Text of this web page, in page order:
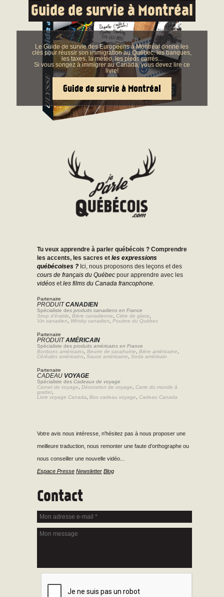
Guide de survie à Montréal
Le Guide de survie des Européens à Montréal donne les
clés pour réussir son immigration au Québec: les banques,
les taxes, la météo, les pieds carrés...
Si vous songez à immigrer au Canada, vous devez lire ce
livre!
Guide de survie à Montréal
Tu veux apprendre à parler québécois ? Comprendre
les accents, les sacres et les expressions
québécoises ? Ici, nous proposons des leçons et des
cours de français du Québec pour apprendre avec les
vidéos etles films du Canada francophone.
Partenaire
PRODUITCANADIEN
Spécialiste des produits canadiens en France
Sirop d'érable
Bière canadienne Cidre de glace
Vin canadien
Whisky canadien Poutine du Québec
Partenaire
PRODUITAMÉRICAIN
Spécialiste des produits américains en France
Bonbons américains Beurre de cacahuète Bière américaine
Céréales américains Sauce américaine Soda américain
Partenaire
CADEAU VOYAGE
Spécialiste des Cadeaux de voyage
Carnet de voyage
Décoration de voyage
Carte du monde à
gratter,
Livre voyage Canada
Box cadeau voyage Cadeau Canada
Votre avis nous intéresse, n'hésitez pas à nous proposer une
meilleure traduction, nous remonter une faute d’orthographe ou
nous conseiller une nouvelle vidéo...
Espace Presse Newsletter Blog
Contact
Mon adresse e-mail
Mon message